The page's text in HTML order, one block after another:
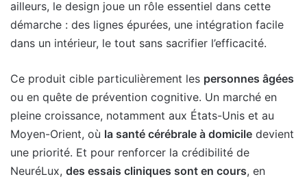
ailleurs, le design joue un rôle essentiel dans cette
démarche : des lignes épurées, une intégration facile
dans un intérieur, le tout sans sacrifier l’efficacité.
Ce produit cible particulièrement les personnes âgées
ou en quête de prévention cognitive. Un marché en
pleine croissance, notamment aux États-Unis et au
Moyen-Orient, où la santé cérébrale à domicile devient
une priorité. Et pour renforcer la crédibilité de
NeuréLux, des essais cliniques sont en cours, en